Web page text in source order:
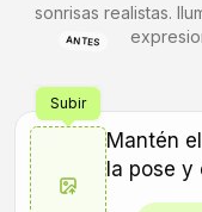
sonrisas realistas.
ANTES
Subir